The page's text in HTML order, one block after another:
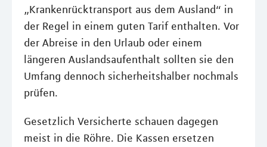
„Krankenrücktransport aus dem Ausland“ in
der Regel in einem guten Tarif enthalten. Vor
der Abreise in den Urlaub oder einem
längeren Auslandsaufenthalt sollten sie den
Umfang dennoch sicherheitshalber nochmals
prüfen.
Gesetzlich Versicherte schauen dagegen
meist in die Röhre. Die Kassen ersetzen